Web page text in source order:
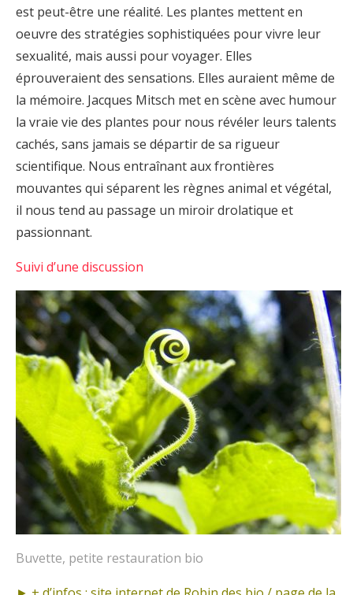
est peut-être une réalité. Les plantes mettent en
oeuvre des stratégies sophistiquées pour vivre leur
sexualité, mais aussi pour voyager. Elles
éprouveraient des sensations. Elles auraient même de
la mémoire. Jacques Mitsch met en scène avec humour
la vraie vie des plantes pour nous révéler leurs talents
cachés, sans jamais se départir de sa rigueur
scientifique. Nous entraînant aux frontières
mouvantes qui séparent les règnes animal et végétal,
il nous tend au passage un miroir drolatique et
passionnant.
Suivi d’une discussion
Buvette, petite restauration bio